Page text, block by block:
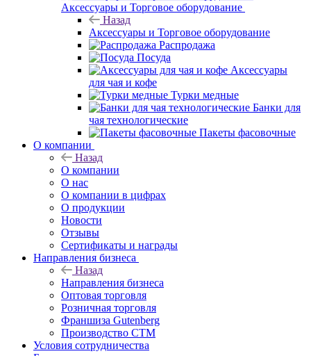
Аксессуары и Торговое оборудование
Назад
Аксессуары и Торговое оборудование
Распродажа
Посуда
Аксессуары
для чая и кофе
Турки медные
Банки для
чая технологические
Пакеты фасовочные
О компании
Назад
О компании
О нас
О компании в цифрах
О продукции
Новости
Отзывы
Сертификаты и награды
Направления бизнеса
Назад
Направления бизнеса
Оптовая торговля
Розничная торговля
Франшиза Gutenberg
Производство СТМ
Условия сотрудничества